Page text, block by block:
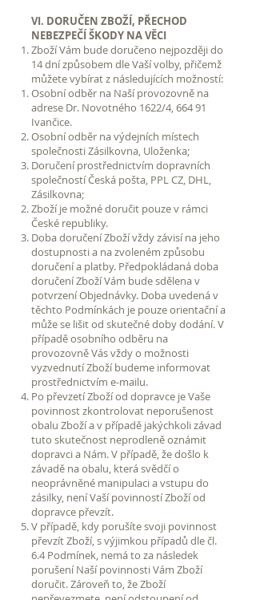
VI. DORUČEN ZBOŽÍ, PŘECHOD
NEBEZPEČÍ ŠKODY NA VĚCI
Zboží Vám bude doručeno nejpozději do
14 dní způsobem dle Vaší volby, přičemž
můžete vybírat z následujících možností:
Osobní odběr na Naší provozovně na
adrese Dr. Novotného 1622/4, 664 91
Ivančice.
Osobní odběr na výdejních místech
společnosti Zásilkovna, Uloženka;
Doručení prostřednictvím dopravních
společností Česká pošta, PPL CZ, DHL,
Zásilkovna;
Zboží je možné doručit pouze v rámci
České republiky.
Doba doručení Zboží vždy závisí na jeho
dostupnosti a na zvoleném způsobu
doručení a platby. Předpokládaná doba
doručení Zboží Vám bude sdělena v
potvrzení Objednávky. Doba uvedená v
těchto Podmínkách je pouze orientační a
může se lišit od skutečné doby dodání. V
případě osobního odběru na
provozovně Vás vždy o možnosti
vyzvednutí Zboží budeme informovat
prostřednictvím e-mailu.
Po převzetí Zboží od dopravce je Vaše
povinnost zkontrolovat neporušenost
obalu Zboží a v případě jakýchkoli závad
tuto skutečnost neprodleně oznámit
dopravci a Nám. V případě, že došlo k
závadě na obalu, která svědčí o
neoprávněné manipulaci a vstupu do
zásilky, není Vaší povinností Zboží od
dopravce převzít.
V případě, kdy porušíte svoji povinnost
převzít Zboží, s výjimkou případů dle čl.
6.4 Podmínek, nemá to za následek
porušení Naší povinnosti Vám Zboží
doručit. Zároveň to, že Zboží